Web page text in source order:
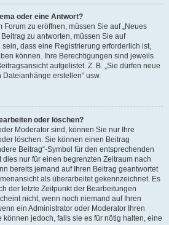
oder eine Antwort?
zu eröffnen, müssen Sie auf „Neues
zu antworten, müssen Sie auf
sein, dass eine Registrierung erforderlich ist,
können. Ihre Berechtigungen sind jeweils
aufgelistet. Z. B. „Sie dürfen neue
Dateianhänge erstellen“ usw.
oder löschen?
Moderator sind, können Sie nur Ihre
löschen. Sie können einen Beitrag
Beitrag“-Symbol für den entsprechenden
nur für einen begrenzten Zeitraum nach
bereits jemand auf Ihren Beitrag geantwortet
als überarbeitet gekennzeichnet. Es
der letzte Zeitpunkt der Bearbeitungen
nicht, wenn noch niemand auf Ihren
ein Administrator oder Moderator Ihren
können jedoch, falls sie es für nötig halten, eine